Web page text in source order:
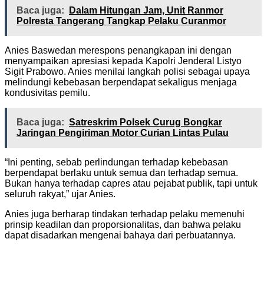
Baca juga:
Dalam Hitungan Jam, Unit Ranmor
Polresta Tangerang Tangkap Pelaku Curanmor
Anies Baswedan merespons penangkapan ini dengan
menyampaikan apresiasi kepada Kapolri Jenderal Listyo
Sigit Prabowo. Anies menilai langkah polisi sebagai upaya
melindungi kebebasan berpendapat sekaligus menjaga
kondusivitas pemilu.
Baca juga: Satreskrim Polsek Curug Bongkar
Jaringan Pengiriman Motor Curian Lintas Pulau
“Ini penting, sebab perlindungan terhadap kebebasan
berpendapat berlaku untuk semua dan terhadap semua.
Bukan hanya terhadap capres atau pejabat publik, tapi untuk
seluruh rakyat,” ujar Anies.
Anies juga berharap tindakan terhadap pelaku memenuhi
prinsip keadilan dan proporsionalitas, dan bahwa pelaku
dapat disadarkan mengenai bahaya dari perbuatannya.